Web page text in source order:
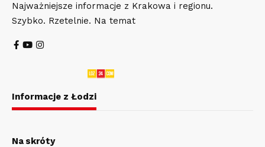
Najważniejsze informacje z Krakowa i regionu.
Szybko. Rzetelnie. Na temat
Informacje z Łodzi
Na skróty